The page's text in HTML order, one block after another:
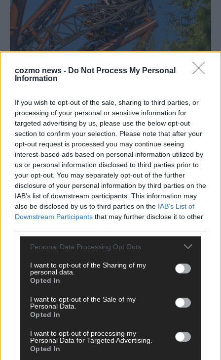
cozmo news - Do Not Process My Personal
Information
If you wish to opt-out of the sale, sharing to third parties, or
processing of your personal or sensitive information for
targeted advertising by us, please use the below opt-out
section to confirm your selection. Please note that after your
opt-out request is processed you may continue seeing
interest-based ads based on personal information utilized by
us or personal information disclosed to third parties prior to
your opt-out. You may separately opt-out of the further
disclosure of your personal information by third parties on the
IAB’s list of downstream participants. This information may
also be disclosed by us to third parties on the IAB’s List of
Downstream Participants that may further disclose it to other
Personal Data Processing Opt Outs
I want to opt-out of the Sharing of my
personal data.
Opted In
I want to opt-out of the Sale of my
Personal Data.
Opted In
I want to opt-out of processing my
Personal Data for Targeted Advertising.
Opted In
Europa-Park 2026 macht vieles neu
DARA gewinnt verdient, Israel beunruhigend –
unser Kommentar zum ESC 2026
KOMMENTAR
Mai 2026
KOMMENTAR
ESC-Finale morgen: Finnland Favorit, Australien
aufgestiegen – alle 25 Acts im Kurzcheck